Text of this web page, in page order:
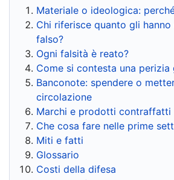
Materiale o ideologica:
Chi riferisce quanto gli
falso?
Ogni falsità è reato?
Come si contesta una perizia
Banconote: spendere o
circolazione
Marchi e prodotti contraffatti
Che cosa fare nelle prime
Miti e fatti
Glossario
Costi della difesa